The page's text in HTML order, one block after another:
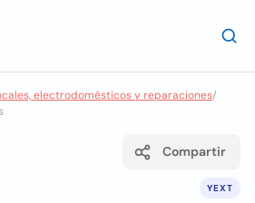
electrodomésticos y reparaciones/
YEXT
Compartir